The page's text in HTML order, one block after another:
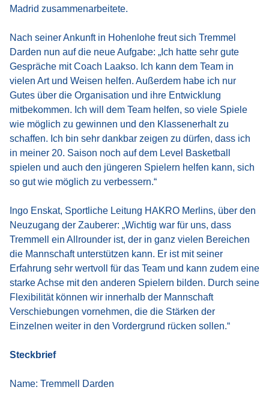
Madrid zusammenarbeitete.
Nach seiner Ankunft in Hohenlohe freut sich Tremmel
Darden nun auf die neue Aufgabe: „Ich hatte sehr gute
Gespräche mit Coach Laakso. Ich kann dem Team in
vielen Art und Weisen helfen. Außerdem habe ich nur
Gutes über die Organisation und ihre Entwicklung
mitbekommen. Ich will dem Team helfen, so viele Spiele
wie möglich zu gewinnen und den Klassenerhalt zu
schaffen. Ich bin sehr dankbar zeigen zu dürfen, dass ich
in meiner 20. Saison noch auf dem Level Basketball
spielen und auch den jüngeren Spielern helfen kann, sich
so gut wie möglich zu verbessern.“
Ingo Enskat, Sportliche Leitung HAKRO Merlins, über den
Neuzugang der Zauberer: „Wichtig war für uns, dass
Tremmell ein Allrounder ist, der in ganz vielen Bereichen
die Mannschaft unterstützen kann. Er ist mit seiner
Erfahrung sehr wertvoll für das Team und kann zudem eine
starke Achse mit den anderen Spielern bilden. Durch seine
Flexibilität können wir innerhalb der Mannschaft
Verschiebungen vornehmen, die die Stärken der
Einzelnen weiter in den Vordergrund rücken sollen.“
Steckbrief
Name: Tremmell Darden